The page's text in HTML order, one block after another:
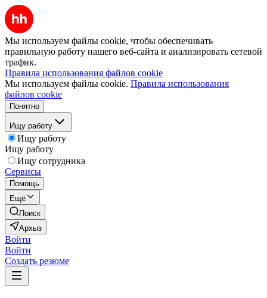
Мы используем файлы cookie, чтобы обеспечивать
правильную работу нашего веб-сайта и анализировать сетевой
трафик.
Правила использования файлов cookie
Мы используем файлы cookie. Правила использования
файлов cookie
Понятно
Ищу работу
Ищу работу
Ищу работу
Ищу сотрудника
Сервисы
Помощь
Ещё
Поиск
Архыз
Войти
Войти
Создать резюме